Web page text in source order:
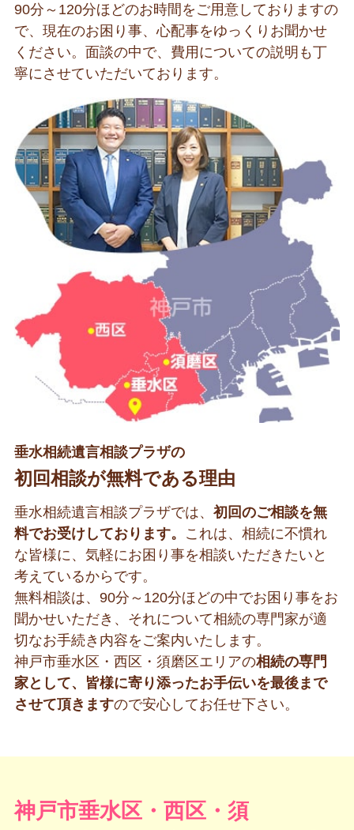
90分～120分ほどのお時間をご用意しておりますの
で、現在のお困り事、心配事をゆっくりお聞かせ
ください。面談の中で、費用についての説明も丁
寧にさせていただいております。
垂水相続遺言相談プラザの
初回相談が無料である理由
垂水相続遺言相談プラザでは、 初回のご相談を無
料でお受けしております。
これは、相続に不慣れ
な皆様に、気軽にお困り事を相談いただきたいと
考えているからです。
無料相談は、90分～120分ほどの中でお困り事をお
聞かせいただき、それについて相続の専門家が適
切なお手続き内容をご案内いたします。
神戸市垂水区・西区・須磨区エリアの相続の専門
家として、皆様に寄り添ったお手伝いを最後まで
させて頂きますので安心してお任せ下さい。
神戸市垂水区・西区・須